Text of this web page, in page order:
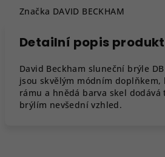
Značka DAVID BECKHAM
Detailní popis
David Beckham sluneční brýle DB
jsou skvělým módním doplňkem,
rámu a hnědá barva skel dodává
brýlím nevšední vzhled.